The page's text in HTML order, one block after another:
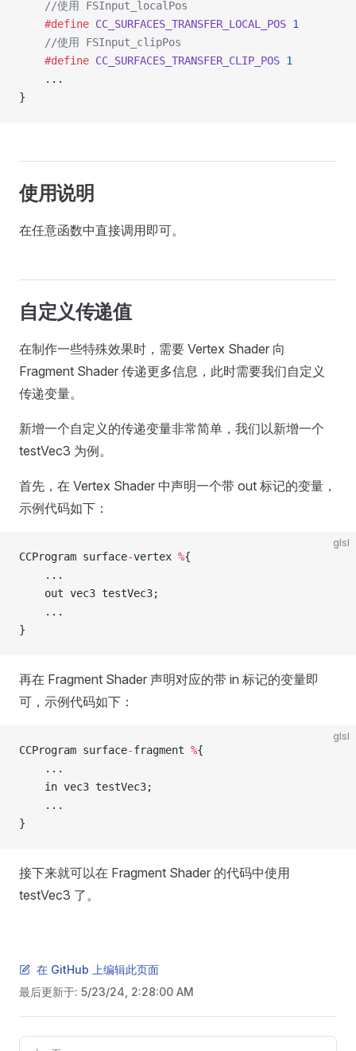
    //使用 FSInput_localPos
    #define
CC_SURFACES_TRANSFER_LOCAL_POS 1
    //使用 FSInput_clipPos
    #define
CC_SURFACES_TRANSFER_CLIP_POS 1
    ...
}
使用说明
在任意函数中直接调用即可。
自定义传递值
在制作一些特殊效果时，需要 Vertex Shader 向
Fragment Shader 传递更多信息，此时需要我们自定义
传递变量。
新增一个自定义的传递变量非常简单，我们以新增一个
testVec3 为例。
首先，在 Vertex Shader 中声明一个带 out 标记的变量，
示例代码如下：
glsl
CCProgram surface-vertex %{
    ...
    out vec3 testVec3;
    ...
}
再在 Fragment Shader 声明对应的带 in 标记的变量即
可，示例代码如下：
glsl
CCProgram surface-fragment %{
    ...
    in vec3 testVec3;
    ...
}
接下来就可以在 Fragment Shader 的代码中使用
testVec3 了。
在 GitHub 上编辑此页面
最后更新于: 5/23/24, 2:28:00 AM
Pager